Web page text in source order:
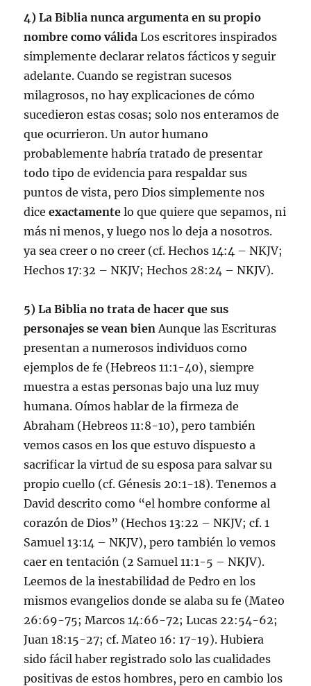
4) La Biblia nunca argumenta en su propio
nombre como válida Los escritores inspirados
simplemente declarar relatos fácticos y seguir
adelante. Cuando se registran sucesos
milagrosos, no hay explicaciones de cómo
sucedieron estas cosas; solo nos enteramos de
que ocurrieron. Un autor humano
probablemente habría tratado de presentar
todo tipo de evidencia para respaldar sus
puntos de vista, pero Dios simplemente nos
diceexactamente lo que quiere que sepamos, ni
más ni menos, y luego nos lo deja a nosotros.
ya sea creer o no creer (cf. Hechos 14:4 – NKJV;
Hechos 17:32 – NKJV; Hechos 28:24 – NKJV).
5) La Biblia no trata de hacer que sus
personajes se vean bien Aunque las Escrituras
presentan a numerosos individuos como
ejemplos de fe (Hebreos 11:1-40), siempre
muestra a estas personas bajo una luz muy
humana. Oímos hablar de la firmeza de
Abraham (Hebreos 11:8-10), pero también
vemos casos en los que estuvo dispuesto a
sacrificar la virtud de su esposa para salvar su
propio cuello (cf. Génesis 20:1-18). Tenemos a
David descrito como “el hombre conforme al
corazón de Dios” (Hechos 13:22 – NKJV; cf. 1
Samuel 13:14 – NKJV), pero también lo vemos
caer en tentación (2 Samuel 11:1-5 – NKJV).
Leemos de la inestabilidad de Pedro en los
mismos evangelios donde se alaba su fe (Mateo
26:69-75; Marcos 14:66-72; Lucas 22:54-62;
Juan 18:15-27; cf. Mateo 16: 17-19). Hubiera
sido fácil haber registrado solo las cualidades
positivas de estos hombres, pero en cambio los